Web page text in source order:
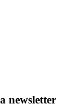
newsletter